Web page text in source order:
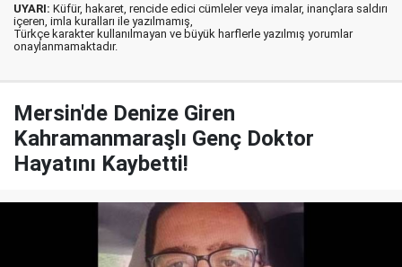
UYARI: Küfür, hakaret, rencide edici cümleler veya imalar, inançlara saldırı
içeren, imla kuralları ile yazılmamış,
Türkçe karakter kullanılmayan ve büyük harflerle yazılmış yorumlar
onaylanmamaktadır.
Mersin'de Denize Giren
Kahramanmaraşlı Genç Doktor
Hayatını Kaybetti!